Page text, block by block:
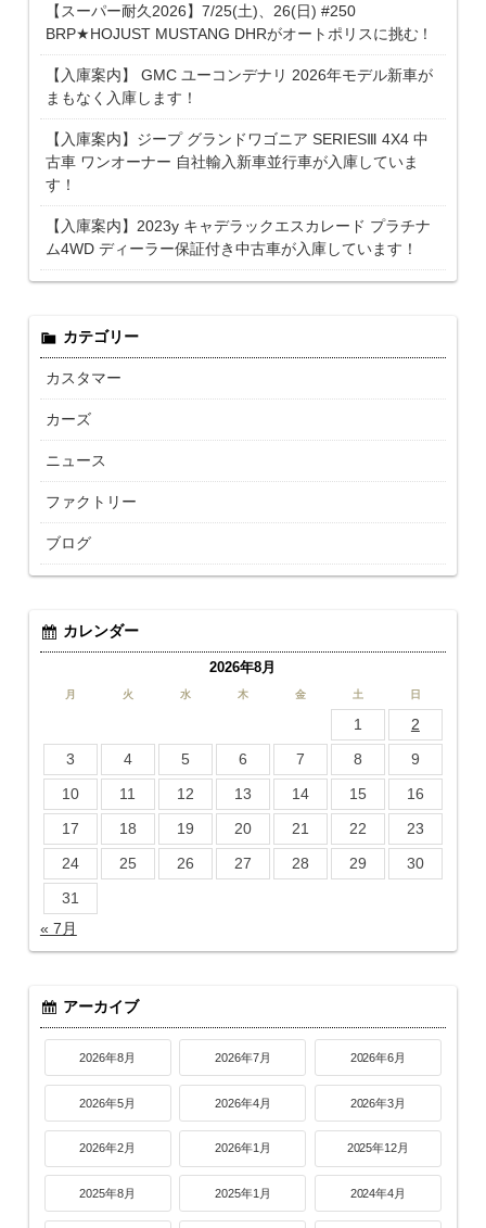
【スーパー耐久2026】7/25(土)、26(日) #250
BRP★HOJUST MUSTANG DHRがオートポリスに挑む！
【入庫案内】 GMC ユーコンデナリ 2026年モデル新車が
まもなく入庫します！
【入庫案内】ジープ グランドワゴニア SERIESⅢ 4X4 中
古車 ワンオーナー 自社輸入新車並行車が入庫していま
す！
【入庫案内】2023y キャデラックエスカレード プラチナ
ム4WD ディーラー保証付き中古車が入庫しています！
カテゴリー
カスタマー
カーズ
ニュース
ファクトリー
ブログ
カレンダー
2026年8月
月 火 水 木 金 土 日
1
2
3
4 5 6 7 8
9
10
11 12 13 14 15
16
17
18 19 20 21 22
23
24
25 26 27 28 29
30
31
« 7月
アーカイブ
2026年8月 2026年7月 2026年6月
2026年5月 2026年4月 2026年3月
2026年2月 2026年1月 2025年12月
2025年8月 2025年1月 2024年4月